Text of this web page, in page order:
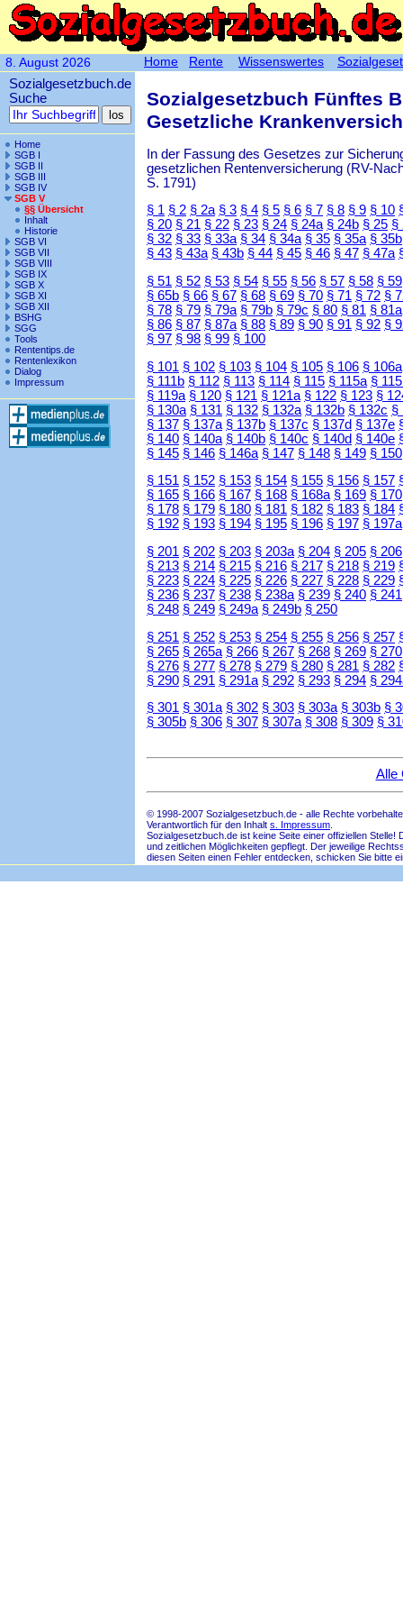
8. August 2026
Sozialgesetzbuch.de
Suche
Home
SGB I
SGB II
SGB III
SGB IV
SGB V
§§ Übersicht
Inhalt
Historie
SGB VI
SGB VII
SGB VIII
SGB IX
SGB X
SGB XI
SGB XII
BSHG
SGG
Tools
Rententips.de
Rentenlexikon
Dialog
Impressum
Sozialgesetzbuch Fünftes
Gesetzliche
In der Fassung des Gesetzes zur
gesetzlichen Rentenversicherung (RV-
S. 1791)
§ 1 § 2 § 2a § 3 § 4 § 5 § 6 § 7 § 8 § 9 § 10
§ 20 § 21 § 22 § 23 § 24 § 24a § 24b § 25 §
§ 32 § 33 § 33a § 34 § 34a § 35 § 35a § 35b
§ 43 § 43a § 43b § 44 § 45 § 46 § 47 § 47a
§ 51 § 52 § 53 § 54 § 55 § 56 § 57 § 58 § 59
§ 65b § 66 § 67 § 68 § 69 § 70 § 71 § 72 §
§ 78 § 79 § 79a § 79b § 79c § 80 § 81 § 81a
§ 86 § 87 § 87a § 88 § 89 § 90 § 91 § 92 §
§ 97 § 98 § 99 § 100
§ 101 § 102 § 103 § 104 § 105 § 106 § 106a
§ 111b § 112 § 113 § 114 § 115 § 115a §
§ 119a § 120 § 121 § 121a § 122 § 123 §
§ 130a § 131 § 132 § 132a § 132b § 132c §
§ 137 § 137a § 137b § 137c § 137d § 137e
§ 140 § 140a § 140b § 140c § 140d § 140e
§ 145 § 146 § 146a § 147 § 148 § 149 § 150
§ 151 § 152 § 153 § 154 § 155 § 156 § 157
§ 165 § 166 § 167 § 168 § 168a § 169 § 170
§ 178 § 179 § 180 § 181 § 182 § 183 § 184
§ 192 § 193 § 194 § 195 § 196 § 197 § 197a
§ 201 § 202 § 203 § 203a § 204 § 205 § 206
§ 213 § 214 § 215 § 216 § 217 § 218 § 219
§ 223 § 224 § 225 § 226 § 227 § 228 § 229
§ 236 § 237 § 238 § 238a § 239 § 240 § 241
§ 248 § 249 § 249a § 249b § 250
§ 251 § 252 § 253 § 254 § 255 § 256 § 257
§ 265 § 265a § 266 § 267 § 268 § 269 § 270
§ 276 § 277 § 278 § 279 § 280 § 281 § 282
§ 290 § 291 § 291a § 292 § 293 § 294 §
§ 301 § 301a § 302 § 303 § 303a § 303b §
§ 305b § 306 § 307 § 307a § 308 § 309 §
Alle
© 1998-2007 Sozialgesetzbuch.de - alle Rechte
Verantwortlich für den Inhalt s. Impressum
Sozialgesetzbuch.de ist keine Seite einer offiziellen
und zeitlichen Möglichkeiten gepflegt. Der jeweilige
diesen Seiten einen Fehler entdecken, schicken Sie bitte
Home Rente Wissenswertes